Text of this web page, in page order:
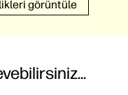
görüntüle